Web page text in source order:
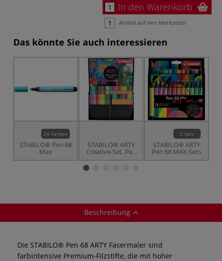
In den Warenkorb
Artikel auf den Merkzettel
Das könnte Sie auch interessieren
24 Farben
STABILO® Pen 68
Max
STABILO® ARTY
Creative-Set, Pen
68 & point 88
5 Sets
STABILO® ARTY
Pen 68 MAX-Sets
Beschreibung
Die STABILO® Pen 68 ARTY Fasermaler sind
farbintensive Premium-Filzstifte, die mit hoher